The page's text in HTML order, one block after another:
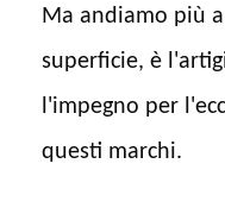
Ma andiamo più
superficie, è
l'impegno per
questi marchi.